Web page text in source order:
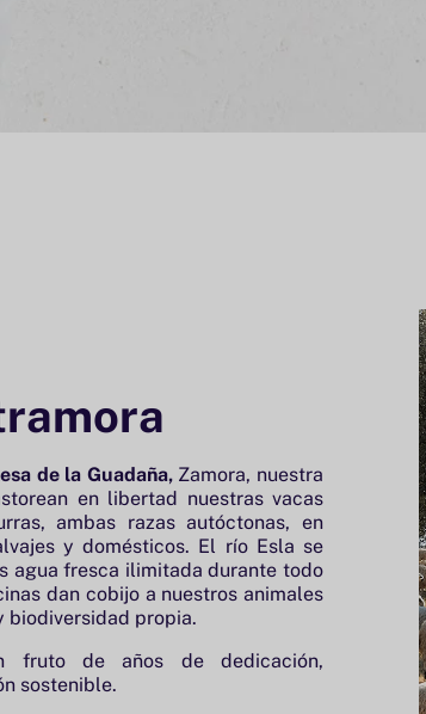
de la Guadaña, Zamora, nuestra
en libertad nuestras vacas
ambas razas autóctonas, en
y domésticos. El río Esla se
agua fresca ilimitada durante todo
dan cobijo a nuestros animales
biodiversidad propia.
fruto de años de dedicación,
sostenible.